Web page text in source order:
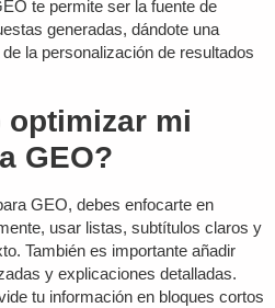
te permite ser la fuente de
generadas, dándote una
la personalización de resultados
optimizar mi
GEO?
GEO, debes enfocarte en
usar listas, subtítulos claros y
También es importante añadir
y explicaciones detalladas.
tu información en bloques cortos